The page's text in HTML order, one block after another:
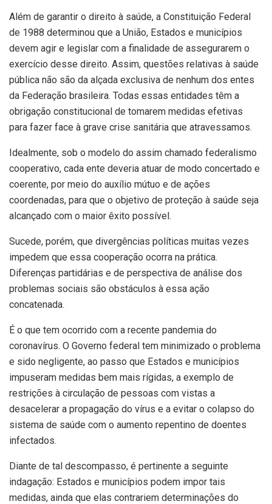
Além de garantir o direito à saúde, a Constituição Federal
de 1988 determinou que a União, Estados e municípios
devem agir e legislar com a finalidade de assegurarem o
exercício desse direito. Assim, questões relativas à saúde
pública não são da alçada exclusiva de nenhum dos entes
da Federação brasileira. Todas essas entidades têm a
obrigação constitucional de tomarem medidas efetivas
para fazer face à grave crise sanitária que atravessamos.
Idealmente, sob o modelo do assim chamado federalismo
cooperativo, cada ente deveria atuar de modo concertado e
coerente, por meio do auxílio mútuo e de ações
coordenadas, para que o objetivo de proteção à saúde seja
alcançado com o maior êxito possível.
Sucede, porém, que divergências políticas muitas vezes
impedem que essa cooperação ocorra na prática.
Diferenças partidárias e de perspectiva de análise dos
problemas sociais são obstáculos à essa ação
concatenada.
É o que tem ocorrido com a recente pandemia do
coronavírus. O Governo federal tem minimizado o problema
e sido negligente, ao passo que Estados e municípios
impuseram medidas bem mais rígidas, a exemplo de
restrições à circulação de pessoas com vistas a
desacelerar a propagação do vírus e a evitar o colapso do
sistema de saúde com o aumento repentino de doentes
infectados.
Diante de tal descompasso, é pertinente a seguinte
indagação: Estados e municípios podem impor tais
medidas, ainda que elas contrariem determinações do